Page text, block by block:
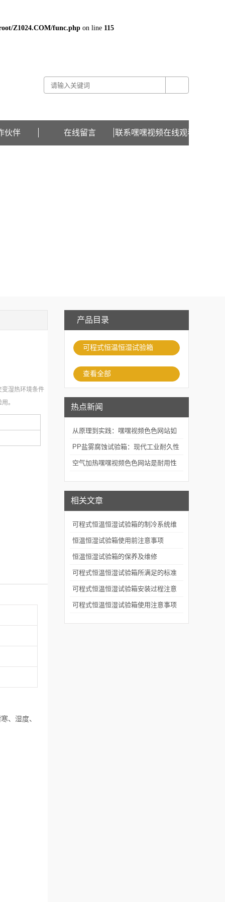
Z1024.COM/func.php on line 115
伙伴 在线留言 联系嘿嘿视频在线观看
产品目录
可程式恒温恒湿试验箱
查看全部
热点新闻
从原理到实践：嘿嘿视频色色网站如
何精准模拟海洋腐蚀环境？
PP盐雾腐蚀试验箱：现代工业耐久性
评价的关键技术装备
空气加热嘿嘿视频色色网站是耐用性
相关文章
可程式恒温恒湿试验箱的制冷系统维
护与节能效率提升技巧
恒温恒湿试验箱使用前注意事项
恒温恒湿试验箱的保养及维修
可程式恒温恒湿试验箱所满足的标准
可程式恒温恒湿试验箱安装过程注意
事项
可程式恒温恒湿试验箱使用注意事项
变湿热环境条件
。
、湿度、